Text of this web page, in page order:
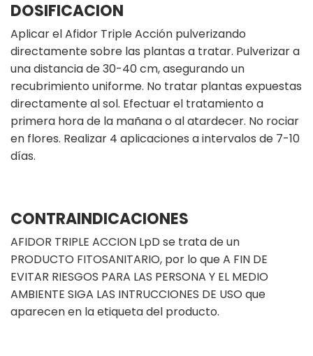
DOSIFICACION
Aplicar el Afidor Triple Acción pulverizando
directamente sobre las plantas a tratar. Pulverizar a
una distancia de 30-40 cm, asegurando un
recubrimiento uniforme. No tratar plantas expuestas
directamente al sol. Efectuar el tratamiento a
primera hora de la mañana o al atardecer. No rociar
en flores. Realizar 4 aplicaciones a intervalos de 7-10
días.
CONTRAINDICACIONES
AFIDOR TRIPLE ACCION LpD se trata de un
PRODUCTO FITOSANITARIO, por lo que A FIN DE
EVITAR RIESGOS PARA LAS PERSONA Y EL MEDIO
AMBIENTE SIGA LAS INTRUCCIONES DE USO que
aparecen en la etiqueta del producto.